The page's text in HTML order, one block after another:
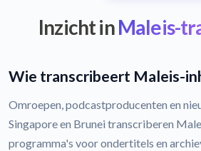
Inzicht inMaleis-
Wie transcribeert Maleis-
Omroepen, podcastproducenten en
Singapore en Brunei transcriberen
programma's voor ondertitels en